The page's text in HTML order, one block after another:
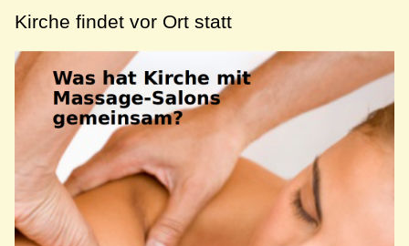
Kirche findet vor Ort statt